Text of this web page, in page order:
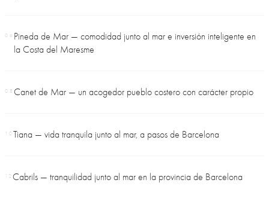
06 Pineda de Mar — comodidad junto al mar e inversión inteligente en
la Costa del Maresme
08Canet de Mar — un acogedor pueblo costero con carácter propio
10Tiana — vida tranquila junto al mar, a pasos de Barcelona
12Cabrils — tranquilidad junto al mar en la provincia de Barcelona